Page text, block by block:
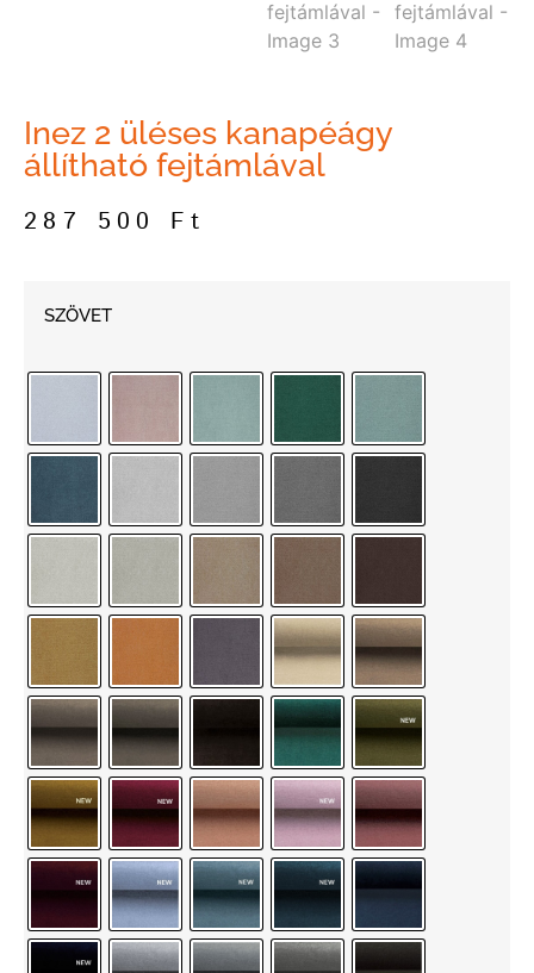
Inez 2 üléses kanapéágy
állítható fejtámlával
287 500 Ft
SZÖVET